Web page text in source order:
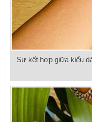
Sự kết hợp giữa kiểu